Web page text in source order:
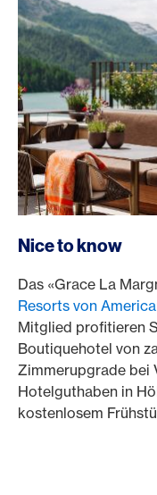
Nice to know
Das «Grace La
Resorts von
Mitglied profitieren
Boutiquehotel von
Zimmerupgrade bei
Hotelguthaben in
kostenlosem